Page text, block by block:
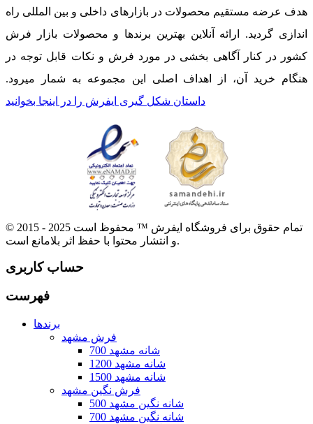
هدف عرضه مستقیم محصولات در بازارهای داخلی و بین المللی راه
اندازی گردید. ارائه آنلاین بهترین برندها و محصولات بازار فرش
کشور در کنار آگاهی بخشی در مورد فرش و نکات قابل توجه در
هنگام خرید آن، از اهداف اصلی این مجموعه به شمار میرود.
داستان شکل گیری ایفرش را در اینجا بخوانید
© 2015 - 2025 تمام حقوق برای فروشگاه ایفرش ™ محفوظ است
و انتشار محتوا با حفظ اثر بلامانع است.
حساب کاربری
فهرست
برندها
فرش مشهد
700 شانه مشهد
1200 شانه مشهد
1500 شانه مشهد
فرش نگین مشهد
500 شانه نگین مشهد
700 شانه نگین مشهد